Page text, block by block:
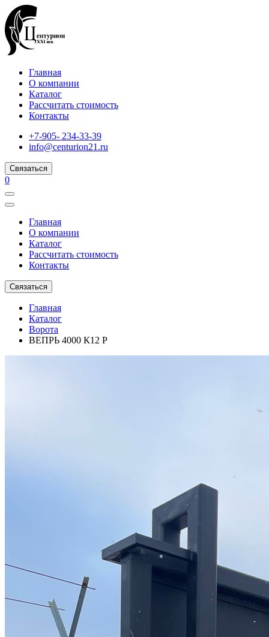
Главная
О компании
Каталог
Рассчитать стоимость
Контакты
+7-905- 234-33-39
info@centurion21.ru
Связаться
0
Главная
О компании
Каталог
Рассчитать стоимость
Контакты
Связаться
Главная
Каталог
Ворота
ВЕПРЬ 4000 К12 P